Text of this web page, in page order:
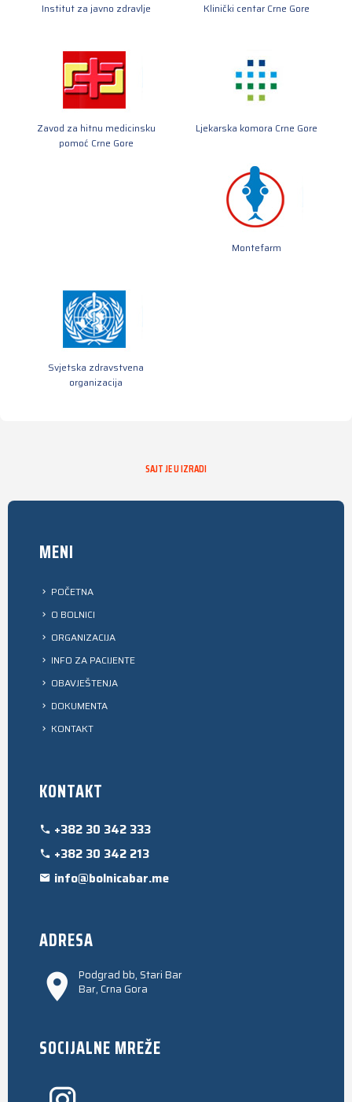
Institut za javno zdravlje Klinički centar Crne Gore
Zavod za hitnu medicinsku
pomoć Crne Gore
Ljekarska komora Crne Gore
Montefarm
Svjetska zdravstvena
organizacija
SAJT JE U IZRADI
MENI
POČETNA
O BOLNICI
ORGANIZACIJA
INFO ZA PACIJENTE
OBAVJEŠTENJA
DOKUMENTA
KONTAKT
KONTAKT
+382 30 342 333
+382 30 342 213
info@bolnicabar.me
ADRESA
Podgrad bb, Stari Bar
Bar, Crna Gora
SOCIJALNE MREŽE